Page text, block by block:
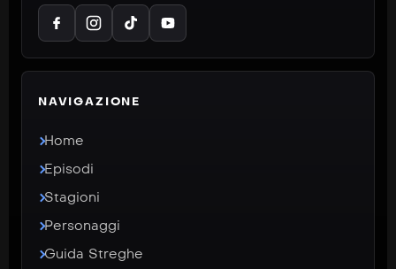
NAVIGAZIONE
Home
Episodi
Stagioni
Personaggi
Guida Streghe